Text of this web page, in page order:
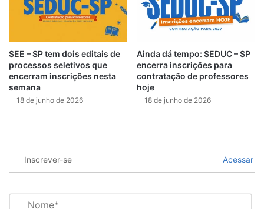
SEE – SP tem dois editais de
processos seletivos que
encerram inscrições nesta
semana
18 de junho de 2026
Ainda dá tempo: SEDUC – SP
encerra inscrições para
contratação de professores
hoje
18 de junho de 2026
Inscrever-se Acessar